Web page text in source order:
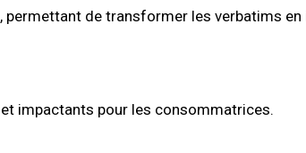
, permettant de transformer les verbatims
impactants pour les consommatrices.